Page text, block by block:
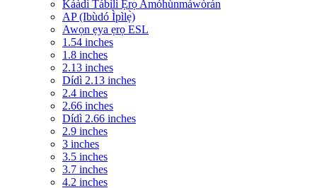
Káàdì Tábìlì Ẹ̀rọ Amóhùnmáwòrán
AP (Ibùdó Ìpìlẹ̀)
Awọn ẹya ẹrọ ESL
1.54 inches
1.8 inches
2.13 inches
Dídì 2.13 inches
2.4 inches
2.66 inches
Dídì 2.66 inches
2.9 inches
3 inches
3.5 inches
3.7 inches
4.2 inches